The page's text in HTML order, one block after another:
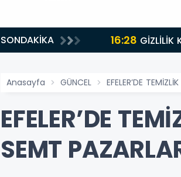
SONDAKİKA 16:28 GİZLİLİK
Anasayfa GÜNCEL EFELER’DE
EFELER’DE
SEMT